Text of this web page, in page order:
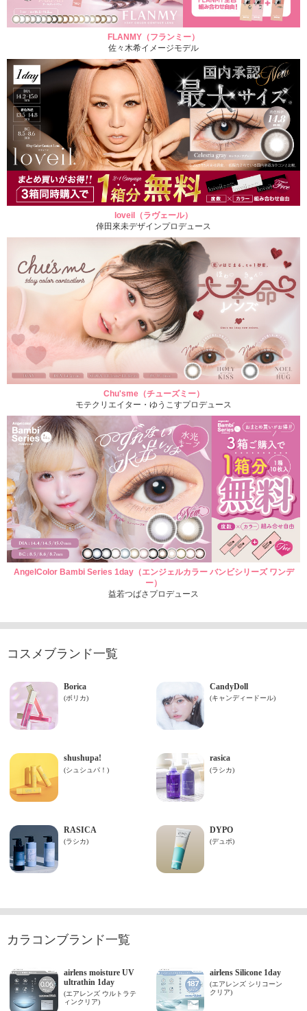
FLANMY（フランミー）
佐々木希イメージモデル
loveil（ラヴェール）
倖田來未デザインプロデュース
Chu'sme（チューズミー）
モテクリエイター・ゆうこすプロデュース
AngelColor Bambi Series 1day（エンジェルカラー バンビシリーズ ワンデ
ー）
益若つばさプロデュース
コスメブランド一覧
カラコンブランド一覧